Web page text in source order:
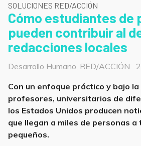
SOLUCIONES RED/ACCIÓN
Cómo estudiantes de
pueden contribuir al
redacciones locales
Categorías
Desarrollo Humano, RED/ACCIÓN
Con un enfoque práctico y bajo
profesores, universitarios de
los Estados Unidos producen
que llegan a miles de personas a
pequeños.